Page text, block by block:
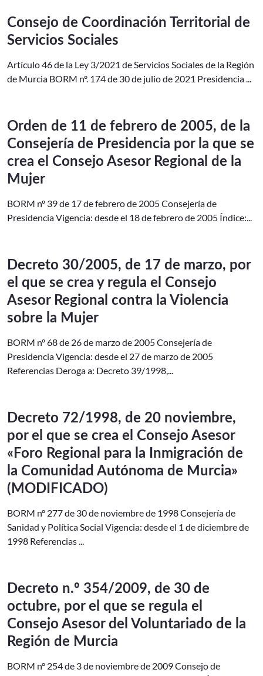
Consejo de Coordinación Territorial de
Servicios Sociales
Artículo 46 de la Ley 3/2021 de Servicios Sociales de la Región
de Murcia BORM nº. 174 de 30 de julio de 2021 Presidencia ...
Orden de 11 de febrero de 2005, de la
Consejería de Presidencia por la que se
crea el Consejo Asesor Regional de la
Mujer
BORM nº 39 de 17 de febrero de 2005 Consejería de
Presidencia Vigencia: desde el 18 de febrero de 2005 Índice:...
Decreto 30/2005, de 17 de marzo, por
el que se crea y regula el Consejo
Asesor Regional contra la Violencia
sobre la Mujer
BORM nº 68 de 26 de marzo de 2005 Consejería de
Presidencia Vigencia: desde el 27 de marzo de 2005
Referencias Deroga a: Decreto 39/1998,...
Decreto 72/1998, de 20 noviembre,
por el que se crea el Consejo Asesor
«Foro Regional para la Inmigración de
la Comunidad Autónoma de Murcia»
(MODIFICADO)
BORM nº 277 de 30 de noviembre de 1998 Consejería de
Sanidad y Política Social Vigencia: desde el 1 de diciembre de
1998 Referencias ...
Decreto n.º 354/2009, de 30 de
octubre, por el que se regula el
Consejo Asesor del Voluntariado de la
Región de Murcia
BORM nº 254 de 3 de noviembre de 2009 Consejo de